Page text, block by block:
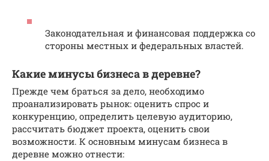
Законодательная и финансовая поддержка со
стороны местных и федеральных властей.
Какие минусы бизнеса в деревне?
Прежде чем браться за дело, необходимо
проанализировать рынок: оценить спрос и
конкуренцию, определить целевую аудиторию,
рассчитать бюджет проекта, оценить свои
возможности. К основным минусам бизнеса в
деревне можно отнести: